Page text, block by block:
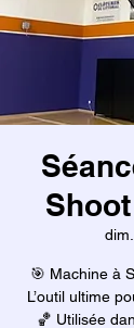
🎯 Machine à
L’outil ultime
🏀 Utilisée